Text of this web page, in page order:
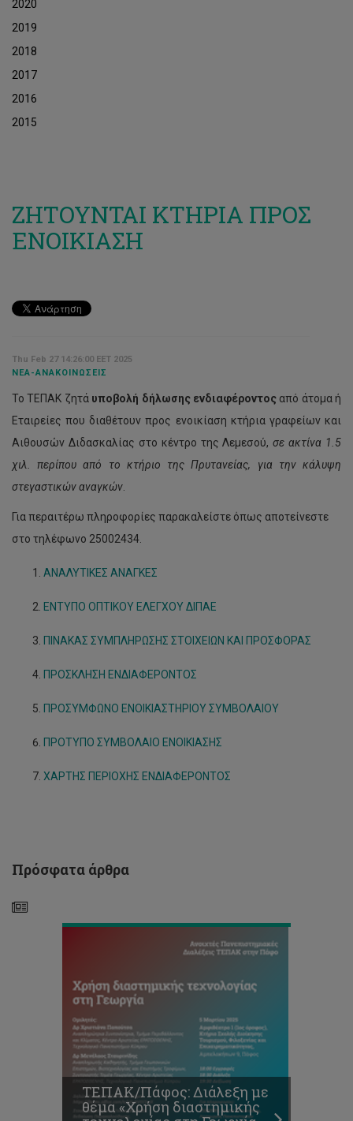
2020
2019
2018
2017
2016
2015
ΖΗΤΟΥΝΤΑΙ ΚΤΗΡΙΑ ΠΡΟΣ
ΕΝΟΙΚΙΑΣΗ
Thu Feb 27 14:26:00 EET 2025
ΝΈΑ-ΑΝΑΚΟΙΝΏΣΕΙΣ
Το ΤΕΠΑΚ ζητά υποβολή δήλωσης ενδιαφέροντοςαπό άτομα ή
Εταιρείες που διαθέτουν προς ενοικίαση κτήρια γραφείων και
Αιθουσών Διδασκαλίας στο κέντρο της Λεμεσού,σε ακτίνα 1.5
χιλ. περίπου από το κτήριο της Πρυτανείας, για την κάλυψη
στεγαστικών αναγκών
Για περαιτέρω πληροφορίες παρακαλείστε όπως αποτείνεστε
στο τηλέφωνο 25002434.
ΑΝΑΛΥΤΙΚΕΣ ΑΝΑΓΚΕΣ
ΕΝΤΥΠΟ ΟΠΤΙΚΟΥ ΕΛΕΓΧΟΥ ΔΙΠΑΕ
ΠΙΝΑΚΑΣ ΣΥΜΠΛΗΡΩΣΗΣ ΣΤΟΙΧΕΙΩΝ ΚΑΙ ΠΡΟΣΦΟΡΑΣ
ΠΡΟΣΚΛΗΣΗ ΕΝΔΙΑΦΕΡΟΝΤΟΣ
ΠΡΟΣΥΜΦΩΝΟ ΕΝΟΙΚΙΑΣΤΗΡΙΟΥ ΣΥΜΒΟΛΑΙΟΥ
ΠΡΟΤΥΠΟ ΣΥΜΒΟΛΑΙΟ ΕΝΟΙΚΙΑΣΗΣ
ΧΑΡΤΗΣ ΠΕΡΙΟΧΗΣ ΕΝΔΙΑΦΕΡΟΝΤΟΣ
Πρόσφατα άρθρα
Πάφος:
Διάλεξη
τεχνολογίας
στη
ΤΕΠΑΚ/Πάφος: Διάλεξη με
θέμα «Χρήση διαστημικής
ΤΕΠΑΚ:
"Ημέρες
Ενημέρωσης
2025"
σε
Πάφο